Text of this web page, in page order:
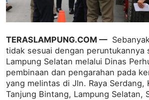
TERASLAMPUNG.COM —
tidak sesuai dengan peruntukannya
Lampung Selatan melalui Dinas
pembinaan dan pengarahan pada
yang melintas di Jln. Raya Serdang,
Tanjung Bintang, Lampung Selatan,